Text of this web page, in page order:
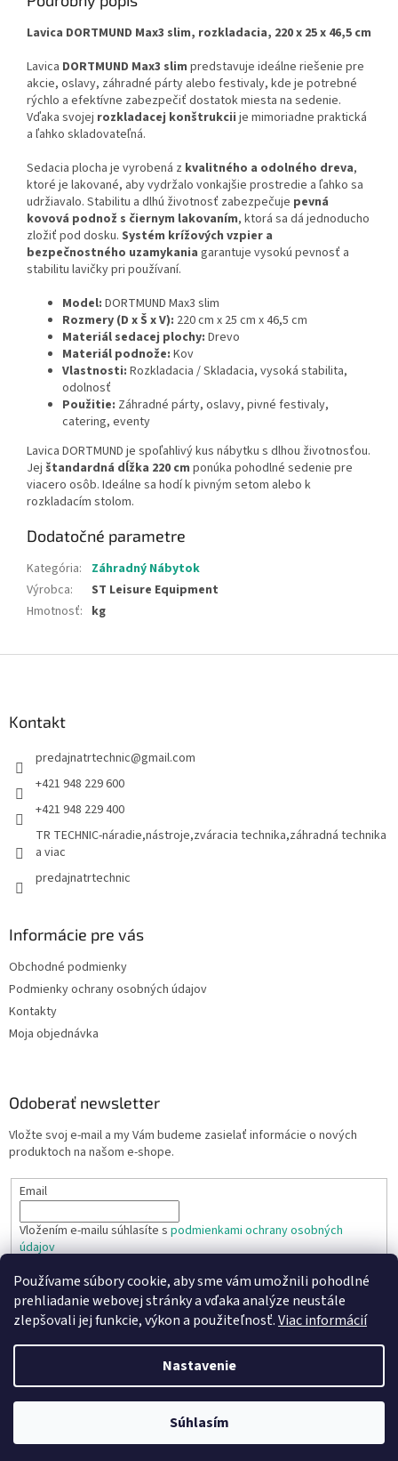
Používame súbory cookie, aby sme vám umožnili pohodlné
prehliadanie webovej stránky a vďaka analýze neustále
zlepšovali jej funkcie, výkon a použiteľnosť.Viac informácií
Nastavenie
Súhlasím
Lavica DORTMUND Max3 slim, rozkladacia, 220 x 25 x 46,5 cm
Lavica DORTMUND Max3 slim predstavuje ideálne riešenie pre
akcie, oslavy, záhradné párty alebo festivaly, kde je potrebné
rýchlo a efektívne zabezpečiť dostatok miesta na sedenie.
Vďaka svojej rozkladacej konštrukcii je mimoriadne praktická
a ľahko skladovateľná.
Sedacia plocha je vyrobená z kvalitného a odolného dreva,
ktoré je lakované, aby vydržalo vonkajšie prostredie a ľahko sa
udržiavalo. Stabilitu a dlhú životnosť zabezpečuje pevná
kovová podnož s čiernym lakovaním, ktorá sa dá jednoducho
zložiť pod dosku. Systém krížových vzpier a
bezpečnostného uzamykania garantuje vysokú pevnosť a
stabilitu lavičky pri používaní.
Model: DORTMUND Max3 slim
Rozmery (D x Š x V): 220 cm x 25 cm x 46,5 cm
Materiál sedacej plochy: Drevo
Materiál podnože: Kov
Vlastnosti: Rozkladacia / Skladacia, vysoká stabilita,
odolnosť
Použitie: Záhradné párty, oslavy, pivné festivaly,
catering, eventy
Lavica DORTMUND je spoľahlivý kus nábytku s dlhou životnosťou.
Jej štandardná dĺžka 220 cm ponúka pohodlné sedenie pre
viacero osôb. Ideálne sa hodí k pivným setom alebo k
rozkladacím stolom.
Dodatočné parametre
Kategória:
Záhradný Nábytok
Výrobca:
ST Leisure Equipment
Hmotnosť: kg
Kontakt
predajnatrtechnic@gmail.com
+421 948 229 600
+421 948 229 400
TR TECHNIC-náradie,nástroje,zváracia technika,záhradná technika
a viac
predajnatrtechnic
Informácie pre vás
Obchodné podmienky
Podmienky ochrany osobných údajov
Kontakty
Moja objednávka
Odoberať newsletter
Vložte svoj e-mail a my Vám budeme zasielať informácie o nových
produktoch na našom e-shope.
Email
Vložením e-mailu súhlasíte s podmienkami ochrany osobných
údajov
PRIHLÁSIŤ SA
Vytvoril Shoptet
TR TECHNIC s.r.o.. Všetky práva vyhradené.